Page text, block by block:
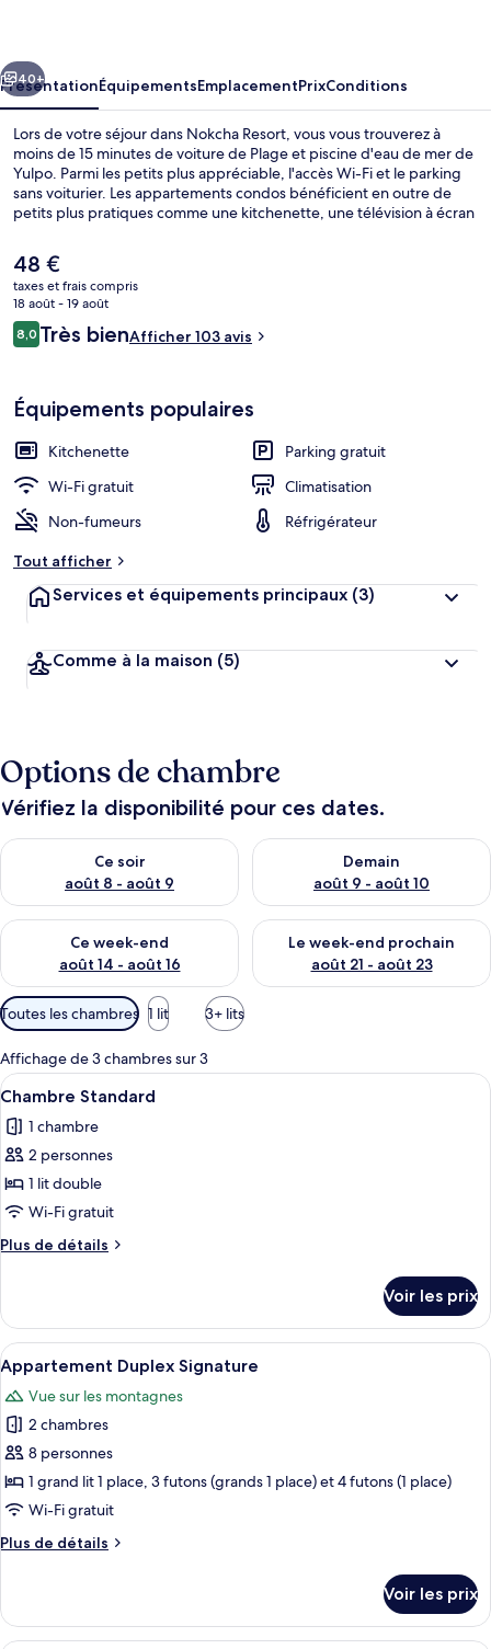
Suivant
40+
PrésentationÉquipementsEmplacementPrixConditions
Lors de votre séjour dans Nokcha Resort, vous vous trouverez à
moins de 15 minutes de voiture de Plage et piscine d'eau de mer de
Yulpo. Parmi les petits plus appréciable, l'accès Wi-Fi et le parking
sans voiturier. Les appartements condos bénéficient en outre de
petits plus pratiques comme une kitchenette, une télévision à écran
Le
prix
actuel
est
de
48 €
taxes et frais compris
18 août - 19 août
Avis
voyageurs
8,08,0 sur 10
Très bienAfficher 103 avis
Équipements populaires
Kitchenette
Parking gratuit
Wi-Fi gratuit
Climatisation
Non-fumeurs
Réfrigérateur
Tout afficher
Services et équipements principaux (3)
Comme à la maison (5)
Options de chambre
Vérifiez la disponibilité pour ces dates.
Ce soir
août 8 - août 9
Vérifier la disponibilité pour ce soir août 8 - août 9
Demain
août 9 - août 10
Vérifier la disponibilité pour
Ce week-end
août 14 - août 16
Vérifier la disponibilité pour ce week-end août 14 - août 16
Le week-end prochain
août 21 - août 23
Vérifier la disponibilité pour
Filtres
disponibles
pour
les
chambres
Toutes les chambres 1 lit 3+ lits
Affichage de 3 chambres sur 3
Afficher
toutes
les
photos
pour
ce
type
de
Chambre
Standard
Un petit bâtiment avec une porte
10
Chambre Standard
1 chambre
2 personnes
1 lit double
Wi-Fi gratuit
Plus de détails
Plus
le
type
de
chambre
Chambre
Standard
Voir les prix
Afficher
toutes
les
photos
pour
ce
type
chambre :
Signature
Une maison en bois à deux étages,
9
Appartement Duplex Signature
Vue sur les montagnes
2 chambres
8 personnes
1 grand lit 1 place, 3 futons (grands 1 place) et 4 futons (1 place)
Wi-Fi gratuit
Plus de détails
Plus
le
type
Voir les prix